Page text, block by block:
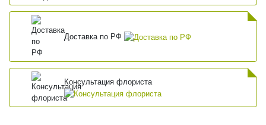
Доставка по РФ
Консультация флориста